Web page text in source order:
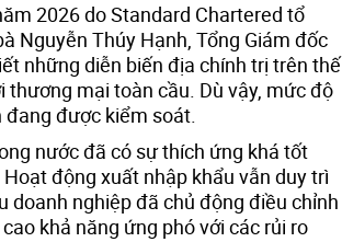
2026 do Standard Chartered tổ
Nguyễn Thúy Hạnh, Tổng Giám đốc
những diễn biến địa chính trị trên thế
mại toàn cầu. Dù vậy, mức độ
đang được kiểm soát.
nước đã có sự thích ứng khá tốt
động xuất nhập khẩu vẫn duy trì
doanh nghiệp đã chủ động điều chỉnh
khả năng ứng phó với các rủi ro